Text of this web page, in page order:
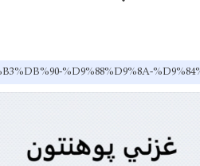
%D9%88%D9%8A-